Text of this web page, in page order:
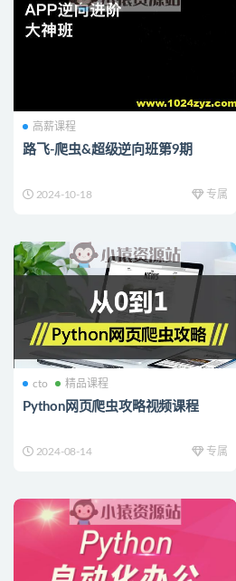
高薪课程
路飞-爬虫&超级逆向班第9期
2024-10-18 专属
cto 精品课程
Python网页爬虫攻略视频课程
2024-08-14 专属